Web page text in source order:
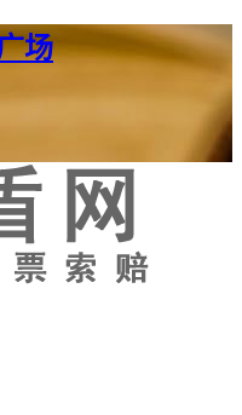
场